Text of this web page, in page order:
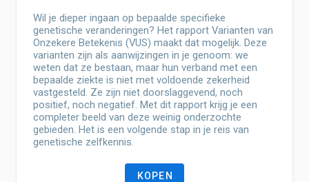
Wil je dieper ingaan op bepaalde specifieke
genetische veranderingen? Het rapport Varianten van
Onzekere Betekenis (VUS) maakt dat mogelijk. Deze
varianten zijn als aanwijzingen in je genoom: we
weten dat ze bestaan, maar hun verband met een
bepaalde ziekte is niet met voldoende zekerheid
vastgesteld. Ze zijn niet doorslaggevend, noch
positief, noch negatief. Met dit rapport krijg je een
completer beeld van deze weinig onderzochte
gebieden. Het is een volgende stap in je reis van
genetische zelfkennis.
KOPEN